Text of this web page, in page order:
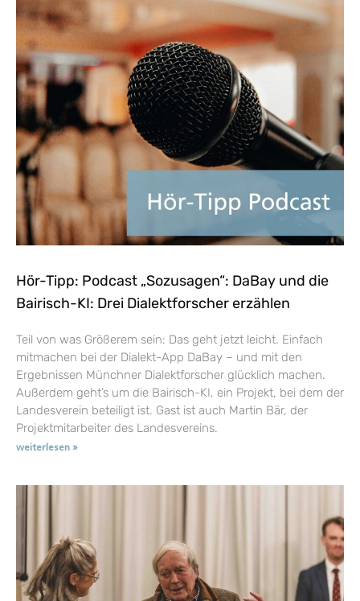
Hör-Tipp: Podcast „Sozusagen“: DaBay und die
Bairisch-KI: Drei Dialektforscher erzählen
Teil von was Größerem sein: Das geht jetzt leicht. Einfach
mitmachen bei der Dialekt-App DaBay – und mit den
Ergebnissen Münchner Dialektforscher glücklich machen.
Außerdem geht’s um die Bairisch-KI, ein Projekt, bei dem der
Landesverein beteiligt ist. Gast ist auch Martin Bär, der
Projektmitarbeiter des Landesvereins.
weiterlesen »